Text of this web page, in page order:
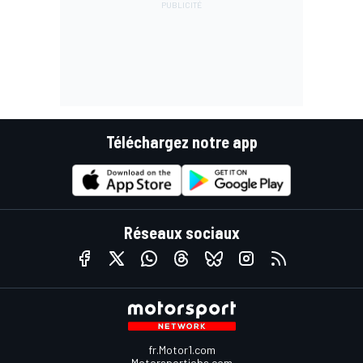
Téléchargez notre app
Réseaux sociaux
fr.Motor1.com